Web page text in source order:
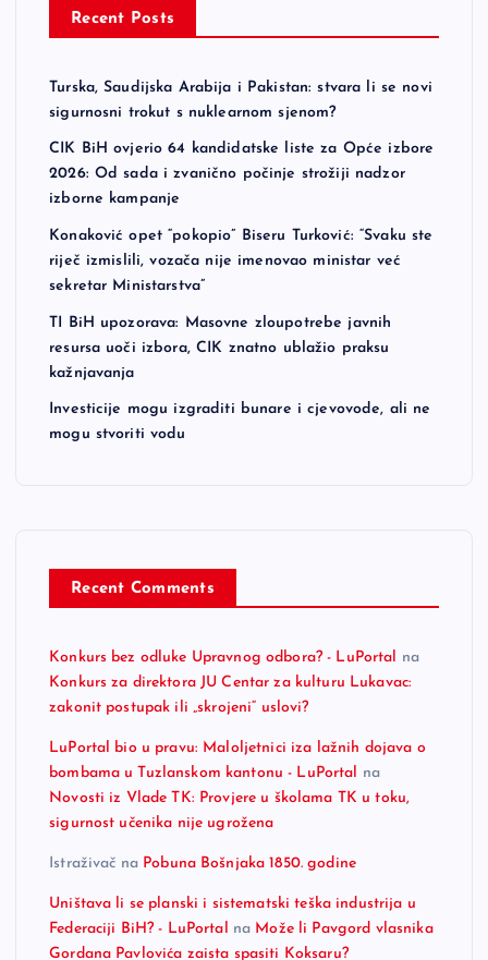
Recent Posts
Turska, Saudijska Arabija i Pakistan: stvara li se novi
sigurnosni trokut s nuklearnom sjenom?
CIK BiH ovjerio 64 kandidatske liste za Opće izbore
2026: Od sada i zvanično počinje strožiji nadzor
izborne kampanje
Konaković opet “pokopio” Biseru Turković: “Svaku ste
riječ izmislili, vozača nije imenovao ministar već
sekretar Ministarstva”
TI BiH upozorava: Masovne zloupotrebe javnih
resursa uoči izbora, CIK znatno ublažio praksu
kažnjavanja
Investicije mogu izgraditi bunare i cjevovode, ali ne
mogu stvoriti vodu
Recent Comments
Konkurs bez odluke Upravnog odbora? - LuPortal na
Konkurs za direktora JU Centar za kulturu Lukavac:
zakonit postupak ili „skrojeni“ uslovi?
LuPortal bio u pravu: Maloljetnici iza lažnih dojava o
bombama u Tuzlanskom kantonu - LuPortal na
Novosti iz Vlade TK: Provjere u školama TK u toku,
sigurnost učenika nije ugrožena
Istraživač na Pobuna Bošnjaka 1850. godine
Uništava li se planski i sistematski teška industrija u
Federaciji BiH? - LuPortal na Može li Pavgord vlasnika
Gordana Pavlovića zaista spasiti Koksaru?